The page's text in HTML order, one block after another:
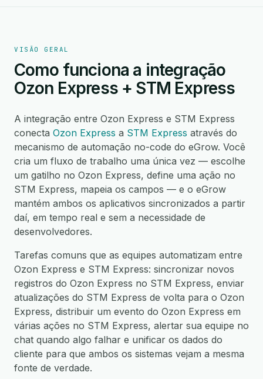
VISÃO GERAL
Como funciona a integração
Ozon Express + STM Express
A integração entre Ozon Express e STM Express
conecta Ozon Express a STM Express através do
mecanismo de automação no-code do eGrow. Você
cria um fluxo de trabalho uma única vez — escolhe
um gatilho no Ozon Express, define uma ação no
STM Express, mapeia os campos — e o eGrow
mantém ambos os aplicativos sincronizados a partir
daí, em tempo real e sem a necessidade de
desenvolvedores.
Tarefas comuns que as equipes automatizam entre
Ozon Express e STM Express: sincronizar novos
registros do Ozon Express no STM Express, enviar
atualizações do STM Express de volta para o Ozon
Express, distribuir um evento do Ozon Express em
várias ações no STM Express, alertar sua equipe no
chat quando algo falhar e unificar os dados do
cliente para que ambos os sistemas vejam a mesma
fonte de verdade.